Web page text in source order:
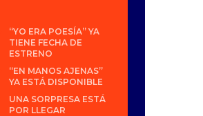
“YO ERA POESÍA” YA
TIENE FECHA DE
ESTRENO
“EN MANOS AJENAS”
YA ESTÁ DISPONIBLE
UNA SORPRESA ESTÁ
POR LLEGAR